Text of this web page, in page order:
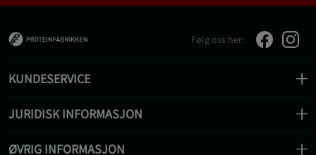
Følg oss her:
KUNDESERVICE
JURIDISK INFORMASJON
ØVRIG INFORMASJON